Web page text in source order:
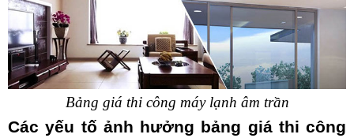
Bảng giá thi công máy lạnh âm trần
Các yếu tố ảnh hưởng bảng giá thi công